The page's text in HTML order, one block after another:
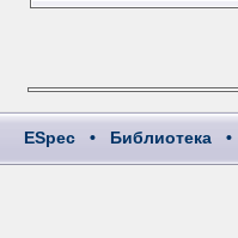
ESpec • Библиотека •